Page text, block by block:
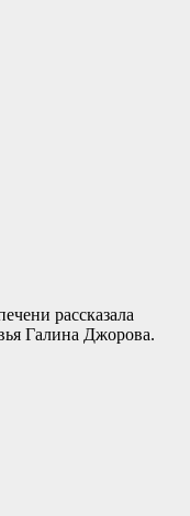
рассказала
Галина Джорова.